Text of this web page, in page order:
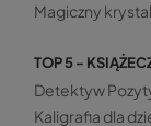
Magiczny
TOP 5 -
Detektyw
Kaligrafia dla